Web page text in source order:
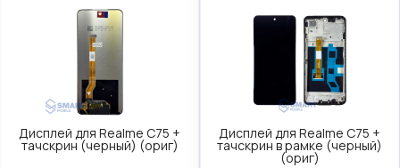
Дисплей для Realme C75 +
тачскрин (черный) (ориг)
Дисплей для Realme C75 +
тачскрин в рамке (черный)
(ориг)